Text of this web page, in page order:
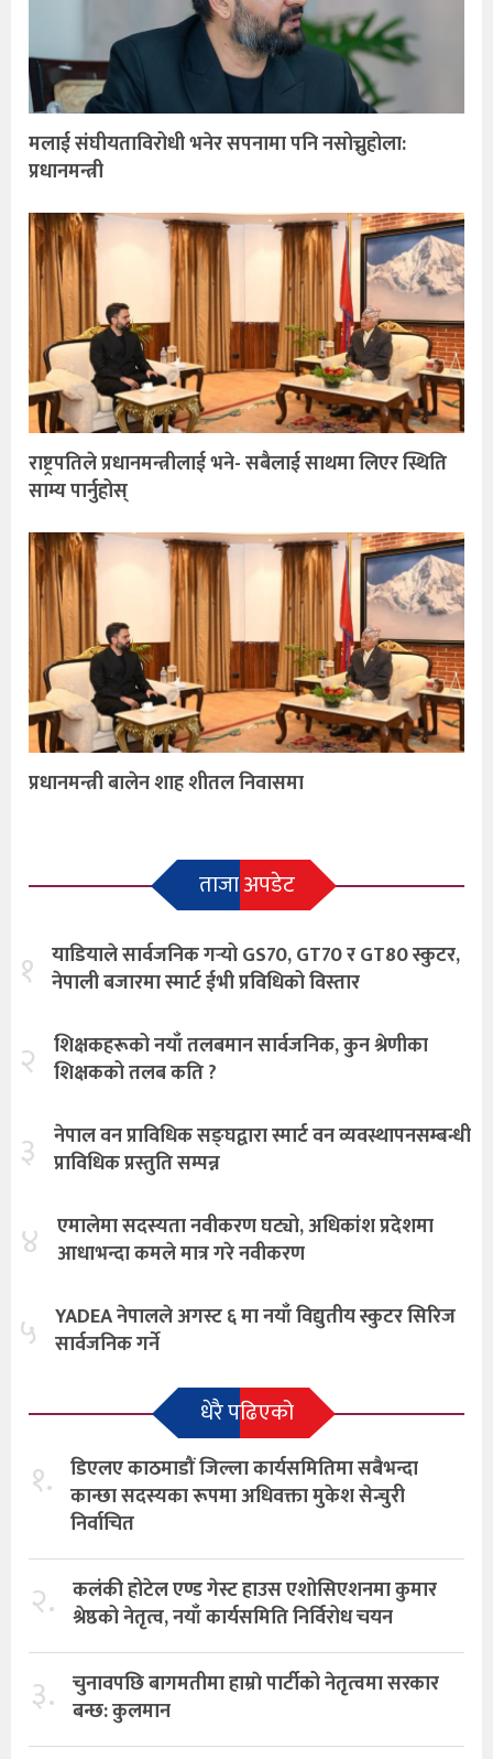
मलाई संघीयताविरोधी भनेर सपनामा पनि नसोच्नुहोला:
प्रधानमन्त्री
राष्ट्रपतिले प्रधानमन्त्रीलाई भने- सबैलाई साथमा लिएर स्थिति
साम्य पार्नुहोस्
प्रधानमन्त्री बालेन शाह शीतल निवासमा
ताजा अपडेट
१ याडियाले सार्वजनिक गर्‍यो GS70, GT70 र GT80 स्कुटर,
नेपाली बजारमा स्मार्ट ईभी प्रविधिको विस्तार
२ शिक्षकहरूको नयाँ तलबमान सार्वजनिक, कुन श्रेणीका
शिक्षकको तलब कति ?
३ नेपाल वन प्राविधिक सङ्घद्वारा स्मार्ट वन व्यवस्थापनसम्बन्धी
प्राविधिक प्रस्तुति सम्पन्न
४ एमालेमा सदस्यता नवीकरण घट्यो, अधिकांश प्रदेशमा
आधाभन्दा कमले मात्र गरे नवीकरण
५ YADEA नेपालले अगस्ट ६ मा नयाँ विद्युतीय स्कुटर सिरिज
सार्वजनिक गर्ने
धेरै पढिएको
१. डिएलए काठमाडौं जिल्ला कार्यसमितिमा सबैभन्दा
कान्छा सदस्यका रूपमा अधिवक्ता मुकेश सेन्चुरी
निर्वाचित
२. कलंकी होटेल एण्ड गेस्ट हाउस एशोसिएशनमा कुमार
श्रेष्ठको नेतृत्व, नयाँ कार्यसमिति निर्विरोध चयन
३. चुनावपछि बागमतीमा हाम्राे पार्टीको नेतृत्वमा सरकार
बन्छ: कुलमान